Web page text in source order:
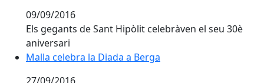
09/09/2016
Els gegants de Sant Hipòlit celebràven el seu 30è
aniversari
Malla celebra la Diada a Berga
Malla celebra la Diada a Berga